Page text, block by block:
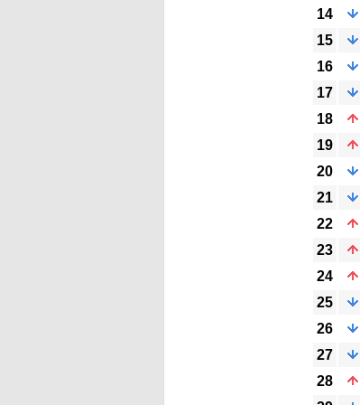
14
15
16
17
18
19
20
21
22
23
24
25
26
27
28